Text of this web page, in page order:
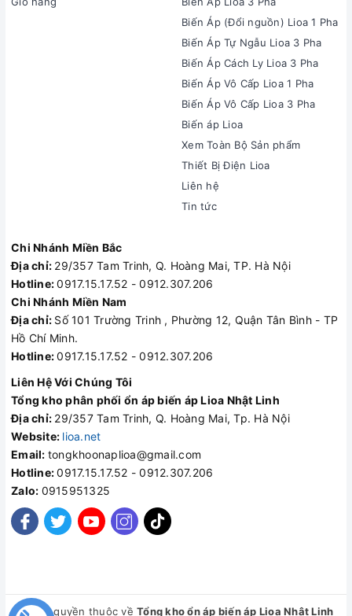
Biến Áp (Đổi nguồn) Lioa 1 Pha
Biến Áp Tự Ngẫu Lioa 3 Pha
Biến Áp Cách Ly Lioa 3 Pha
Biến Áp Vô Cấp Lioa 1 Pha
Biến Áp Vô Cấp Lioa 3 Pha
Biến áp Lioa
Xem Toàn Bộ Sản phẩm
Thiết Bị Điện Lioa
Liên hệ
Tin tức
Chi Nhánh Miền Bắc
Địa chỉ: 29/357 Tam Trinh, Q. Hoàng Mai, TP. Hà Nội
Hotline:0917.15.17.52 - 0912.307.206
Chi Nhánh Miền Nam
Địa chỉ: Số 101 Trường Trinh , Phường 12, Quận Tân Bình - TP
Hồ Chí Minh.
Hotline:0917.15.17.52 - 0912.307.206
Liên Hệ Với Chúng Tôi
Tổng kho phân phối ổn áp biến áp Lioa Nhật Linh
Địa chỉ: 29/357 Tam Trinh, Q. Hoàng Mai, Tp. Hà Nội
Website: lioa.net
Email: tongkhoonaplioa@gmail.com
Hotline:0917.15.17.52 - 0912.307.206
Zalo: 0915951325
© Bản quyền thuộc về Tổng kho ổn áp biến áp Lioa Nhật Linh